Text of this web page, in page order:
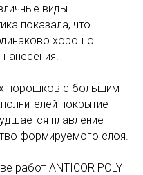
виды
показала, что
хорошо
порошков с большим
покрытие
плавление
формируемого слоя.
работ ANTICOR POLY